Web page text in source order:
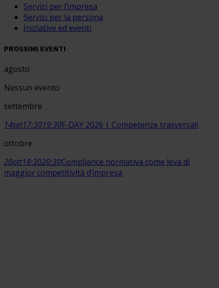
Servizi per l’impresa
Servizi per la persona
Iniziative ed eventi
PROSSIMI EVENTI
agosto
Nessun evento
settembre
14set17:3019:30F-DAY 2026 | Competenze trasversali
ottobre
20ott18:3020:30Compliance normativa come leva di
maggior competitività d’impresa